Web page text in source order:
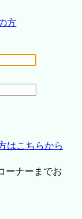
方
はこちらから
ーナーまでお